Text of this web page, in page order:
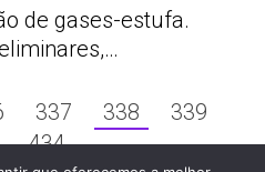
de gases-estufa.
337 338
339
434 →